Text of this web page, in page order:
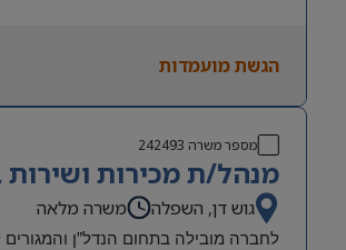
הגשת מועמדות
מספר משרה 242493
מנהל/ת מכירות ושירות
גוש דן, השפלה משרה מלאה
לחברה מובילה בתחום הנדל”ן